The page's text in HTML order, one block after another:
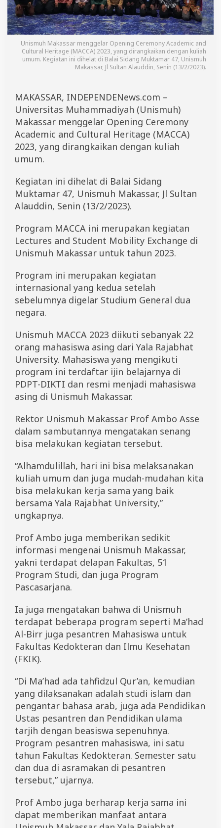
i
l
a
n
K
u
h
d
i
U
n
i
s
M
k
a
s
a
r
Unismuh Makassar menggelar Opening Ceremony Academic and
Cultural Heritage (MACCA) 2023, yang dirangkaikan dengan kuliah
umum. Kegiatan ini dihelat di Balai Sidang Muktamar 47, Unismuh
Makassar, Jl Sultan Alauddin, Senin (13/2/2023).
MAKASSAR, INDEPENDENews.com –
Universitas Muhammadiyah (Unismuh)
Makassar menggelar Opening Ceremony
Academic and Cultural Heritage (MACCA)
2023, yang dirangkaikan dengan kuliah
umum.
Kegiatan ini dihelat di Balai Sidang
Muktamar 47, Unismuh Makassar, Jl Sultan
Alauddin, Senin (13/2/2023).
Program MACCA ini merupakan kegiatan
Lectures and Student Mobility Exchange di
Unismuh Makassar untuk tahun 2023.
Program ini merupakan kegiatan
internasional yang kedua setelah
sebelumnya digelar Studium General dua
negara.
Unismuh MACCA 2023 diikuti sebanyak 22
orang mahasiswa asing dari Yala Rajabhat
University. Mahasiswa yang mengikuti
program ini terdaftar ijin belajarnya di
PDPT-DIKTI dan resmi menjadi mahasiswa
asing di Unismuh Makassar.
Rektor Unismuh Makassar Prof Ambo Asse
dalam sambutannya mengatakan senang
bisa melakukan kegiatan tersebut.
“Alhamdulillah, hari ini bisa melaksanakan
kuliah umum dan juga mudah-mudahan kita
bisa melakukan kerja sama yang baik
bersama Yala Rajabhat University,”
ungkapnya.
Prof Ambo juga memberikan sedikit
informasi mengenai Unismuh Makassar,
yakni terdapat delapan Fakultas, 51
Program Studi, dan juga Program
Pascasarjana.
Ia juga mengatakan bahwa di Unismuh
terdapat beberapa program seperti Ma’had
Al-Birr juga pesantren Mahasiswa untuk
Fakultas Kedokteran dan Ilmu Kesehatan
(FKIK).
“Di Ma’had ada tahfidzul Qur’an, kemudian
yang dilaksanakan adalah studi islam dan
pengantar bahasa arab, juga ada Pendidikan
Ustas pesantren dan Pendidikan ulama
tarjih dengan beasiswa sepenuhnya.
Program pesantren mahasiswa, ini satu
tahun Fakultas Kedokteran. Semester satu
dan dua di asramakan di pesantren
tersebut,” ujarnya.
Prof Ambo juga berharap kerja sama ini
dapat memberikan manfaat antara